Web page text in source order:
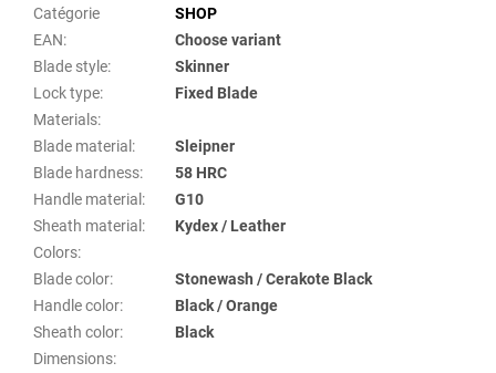
Catégorie
SHOP
EAN:
Choose variant
Blade style:
Skinner
Lock type:
Fixed Blade
Materials:
Blade material :
Sleipner
Blade hardness:
58 HRC
Handle material :
G10
Sheath material :
Kydex / Leather
Colors:
Blade color:
Stonewash / Cerakote Black
Handle color:
Black / Orange
Sheath color:
Black
Dimensions: